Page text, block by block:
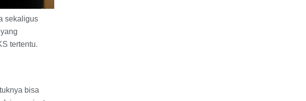
sekaligus
tertentu.
bisa